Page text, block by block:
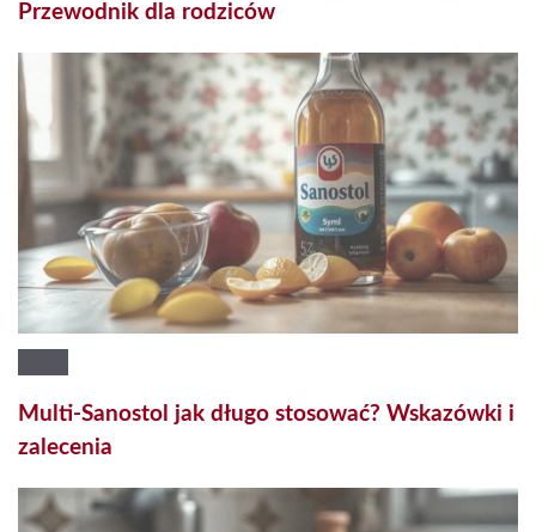
Przewodnik dla rodziców
Multi-Sanostol jak długo stosować? Wskazówki i
zalecenia